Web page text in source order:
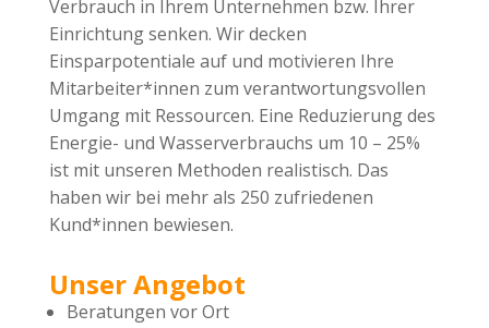
Verbrauch in Ihrem Unternehmen bzw. Ihrer
Einrichtung senken. Wir decken
Einsparpotentiale auf und motivieren Ihre
Mitarbeiter*innen zum verantwortungsvollen
Umgang mit Ressourcen. Eine Reduzierung des
Energie- und Wasserverbrauchs um 10 – 25%
ist mit unseren Methoden realistisch. Das
haben wir bei mehr als 250 zufriedenen
Kund*innen bewiesen.
Unser Angebot
Beratungen vor Ort